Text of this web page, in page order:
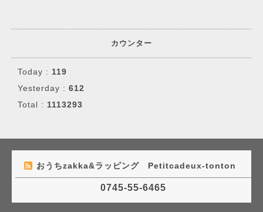
カウンター
Today : 119
Yesterday : 612
Total : 1113293
おうちzakka&ラッピング Petitcadeux-tonton
0745-55-6465